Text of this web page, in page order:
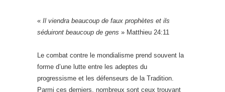
« Il viendra beaucoup de faux prophètes et ils
séduiront beaucoup de gens » Matthieu 24:11
Le combat contre le mondialisme prend souvent la
forme d’une lutte entre les adeptes du
progressisme et les défenseurs de la Tradition.
Parmi ces derniers, nombreux sont ceux trouvant